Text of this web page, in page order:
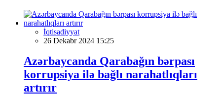
İqtisadiyyat
26 Dekabr 2024 15:25
Azərbaycanda Qarabağın bərpası
korrupsiya ilə bağlı narahatlıqları
artırır